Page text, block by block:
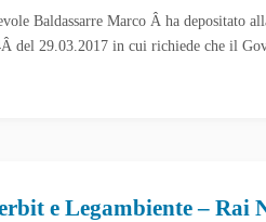
Baldassarre Marco Â ha depositato
del 29.03.2017 in cui richiede che il
e Legambiente – Rai